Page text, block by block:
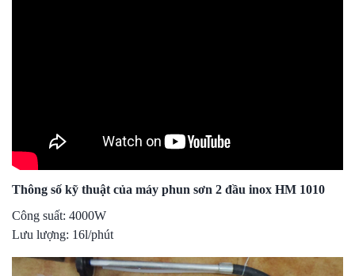
Thông số kỹ thuật của máy phun sơn 2 đầu inox HM 1010
Công suất: 4000W
Lưu lượng: 16l/phút